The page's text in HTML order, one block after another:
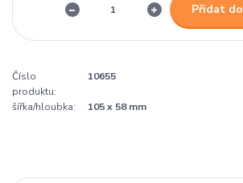
Přidat
Číslo
produktu:
10655
šířka/hloubka: 105 x 58 mm